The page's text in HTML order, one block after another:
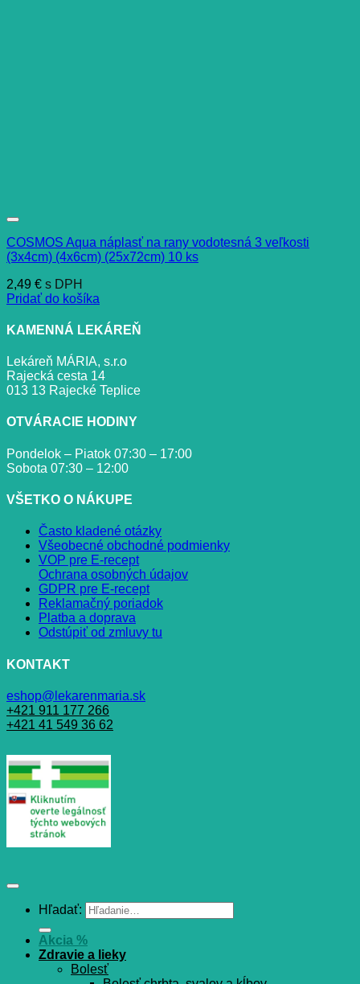
COSMOS Aqua náplasť na rany vodotesná 3 veľkosti
(3x4cm) (4x6cm) (25x72cm) 10 ks
2,49 € s DPH
Pridať do košíka
KAMENNÁ LEKÁREŇ
Lekáreň MÁRIA, s.r.o
Rajecká cesta 14
013 13 Rajecké Teplice
OTVÁRACIE HODINY
Pondelok – Piatok 07:30 – 17:00
Sobota 07:30 – 12:00
VŠETKO O NÁKUPE
Často kladené otázky
Všeobecné obchodné podmienky
VOP pre E-recept
Ochrana osobných údajov
GDPR pre E-recept
Reklamačný poriadok
Platba a doprava
Odstúpiť od zmluvy tu
KONTAKT
eshop@lekarenmaria.sk
+421 911 177 266
+421 41 549 36 62
Hľadať:
Akcia %
Zdravie a lieky
Bolesť